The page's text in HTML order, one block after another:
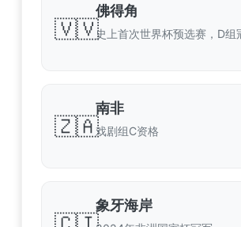
🇻🇻
佛得角
史上首次世界杯预选赛，D组
🇿🇦
南非
戏剧组C资格
象牙海岸